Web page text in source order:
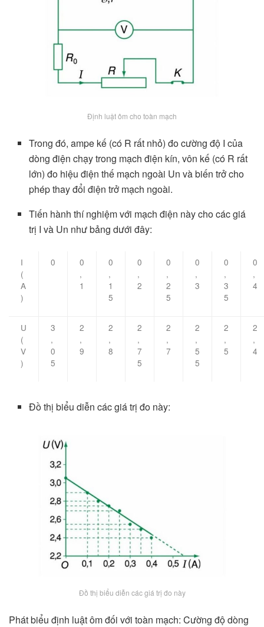
Định luật ôm cho toàn mạch
Trong đó, ampe kế (có R rất nhỏ) đo cường độ I của
dòng điện chạy trong mạch điện kín, vôn kế (có R rất
lớn) đo hiệu điện thế mạch ngoài Un và biến trở cho
phép thay đổi điện trở mạch ngoài.
Tiến hành thí nghiệm với mạch điện này cho các giá
trị I và Un như bảng dưới đây:
I
(
A
)
0
0
,
1
0
,
1
5
0
,
2
0
,
2
5
0
,
3
0
,
3
5
0
,
4
U
(
V
)
3
,
0
5
2
,
9
2
,
8
2
,
7
5
2
,
7
2
,
5
5
2
,
5
2
,
4
Đồ thị biểu diễn các giá trị đo này:
Đồ thị biểu diễn các giá trị đo này
Phát biểu định luật ôm đối với toàn mạch: Cường độ dòng